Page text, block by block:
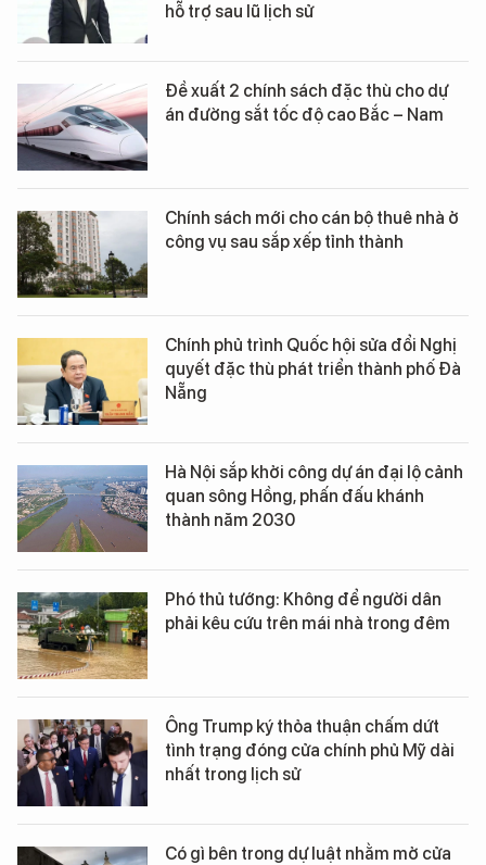
hỗ trợ sau lũ lịch sử
Đề xuất 2 chính sách đặc thù cho dự
án đường sắt tốc độ cao Bắc – Nam
Chính sách mới cho cán bộ thuê nhà ở
công vụ sau sắp xếp tỉnh thành
Chính phủ trình Quốc hội sửa đổi Nghị
quyết đặc thù phát triển thành phố Đà
Nẵng
Hà Nội sắp khởi công dự án đại lộ cảnh
quan sông Hồng, phấn đấu khánh
thành năm 2030
Phó thủ tướng: Không để người dân
phải kêu cứu trên mái nhà trong đêm
Ông Trump ký thỏa thuận chấm dứt
tình trạng đóng cửa chính phủ Mỹ dài
nhất trong lịch sử
Có gì bên trong dự luật nhằm mở cửa